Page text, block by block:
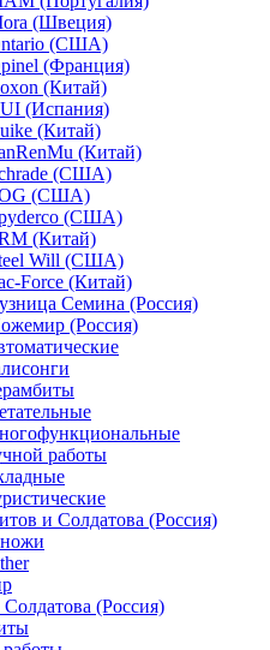
(Швеция)
(США)
(Франция)
(Китай)
(Испания)
(Китай)
(Китай)
(США)
(США)
(США)
(Китай)
Will (США)
Force (Китай)
Семина (Россия)
(Россия)
работы
и Солдатова (Россия)
(Россия)